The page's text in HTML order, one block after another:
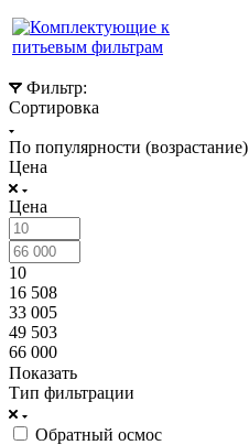
Фильтр:
Сортировка
По популярности (возрастание)
Цена
Цена
10
16 508
33 005
49 503
66 000
Показать
Тип фильтрации
Обратный осмос